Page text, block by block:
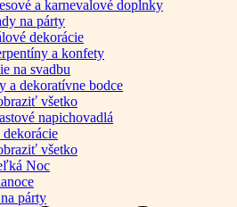
a karnevalové doplnky
na párty
dekorácie
a konfety
na svadbu
a dekoratívne bodce
všetko
napichovadlá
dekorácie
všetko
Noc
párty